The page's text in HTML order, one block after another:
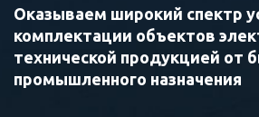
Оказываем широкий спектр
комплектации объектов
технической продукцией от
промышленного назначения